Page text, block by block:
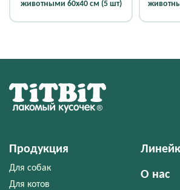
животными 60х40 см (5 шт)
Продукция
Для собак
Для котов
О нас